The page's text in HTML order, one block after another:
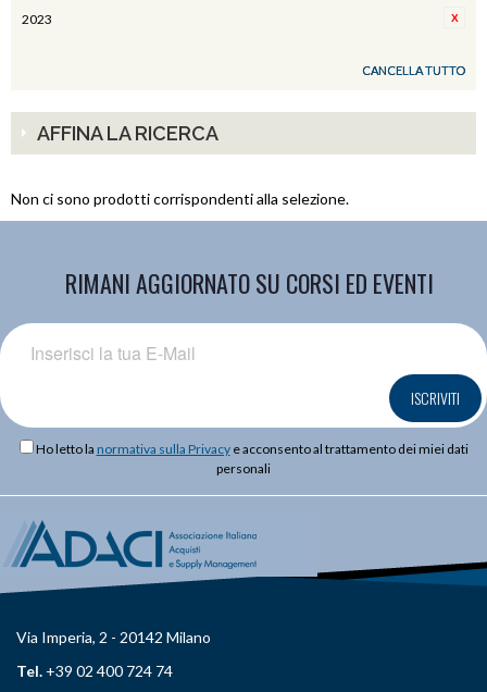
2023
CANCELLA TUTTO
AFFINA LA RICERCA
Non ci sono prodotti corrispondenti alla selezione.
RIMANI AGGIORNATO SU CORSI ED EVENTI
ISCRIVITI
Ho letto la normativa sulla Privacye acconsento al trattamento dei miei dati
personali
Via Imperia, 2 - 20142 Milano
Tel. +39 02 400 724 74